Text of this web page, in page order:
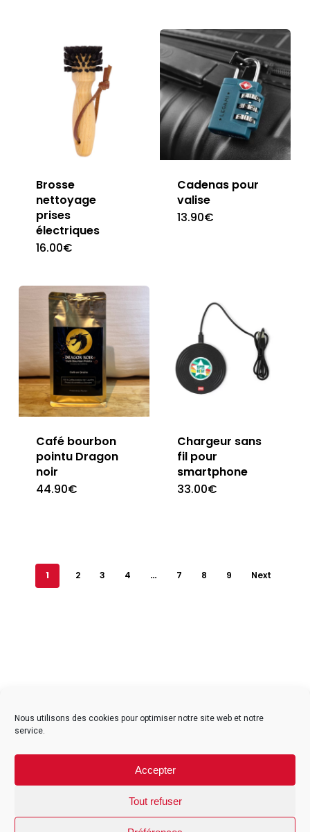
Nous utilisons des cookies pour optimiser notre site web et notre
service.
Accepter
Tout refuser
Brosse
nettoyage
prises
électriques
16.00€
Cadenas pour
valise
13.90€
Café bourbon
pointu Dragon
noir
44.90€
Chargeur sans
fil pour
smartphone
33.00€
1 2 3 4 … 7 8 9 Next
Contact
CGV particuliers
CGV professionnels